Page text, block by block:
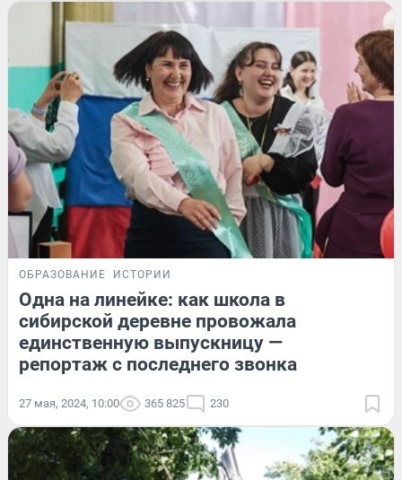
ОБРАЗОВАНИЕ ИСТОРИИ
Одна на линейке: как школа в
сибирской деревне провожала
единственную выпускницу —
репортаж с последнего звонка
27 мая, 2024, 10:00 365 825 230